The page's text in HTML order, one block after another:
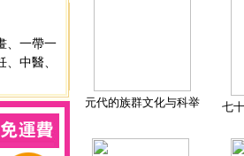
一帶一
中醫
元代的族群文化与科举 七